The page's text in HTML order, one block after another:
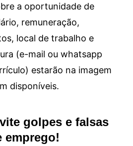
a oportunidade de
remuneração,
local de trabalho e
(e-mail ou whatsapp
estarão na imagem
disponíveis.
golpes e falsas
emprego!